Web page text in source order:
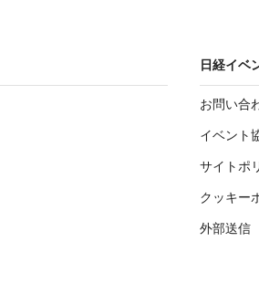
日経イベ
お問い合
イベント
サイトポ
クッキー
外部送信